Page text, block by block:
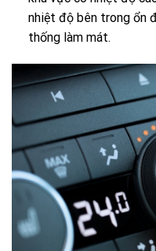
nhiệt độ bên trong ổn
thống làm mát.